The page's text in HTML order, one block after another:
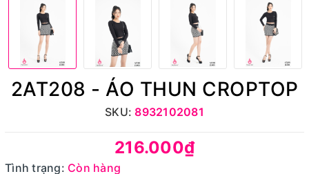
2AT208 - ÁO THUN CROPTOP
SKU:8932102081
216.000₫
Tình trạng: Còn hàng